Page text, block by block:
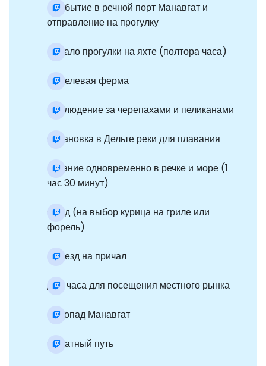
Прибытие в речной порт Манавгат и
отправление на прогулку
Начало прогулки на яхте (полтора часа)
Форелевая ферма
Наблюдение за черепахами и пеликанами
Остановка в Дельте реки для плавания
Купание одновременно в речке и море (1
час 30 минут)
Обед (на выбор курица на гриле или
форель)
Приезд на причал
Два часа для посещения местного рынка
Водопад Манавгат
Обратный путь